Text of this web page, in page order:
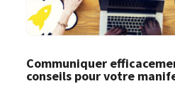
Communiquer
conseils pour votre